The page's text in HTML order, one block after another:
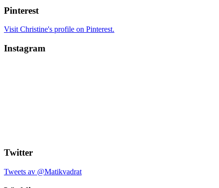
Pinterest
Visit Christine's profile on Pinterest.
Instagram
Twitter
Tweets av @Matikvadrat